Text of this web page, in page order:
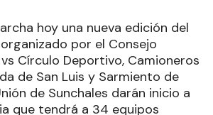
hoy una nueva edición del
por el Consejo
Círculo Deportivo, Camioneros
de San Luis y Sarmiento de
de Sunchales darán inicio a
que tendrá a 34 equipos